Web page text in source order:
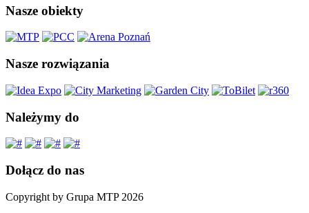
Nasze obiekty
Nasze rozwiązania
Należymy do
Dołącz do nas
Copyright by Grupa MTP 2026